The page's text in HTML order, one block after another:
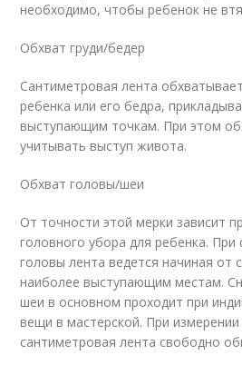
необходимо, чтобы ребенок не
Обхват груди/бедер
Сантиметровая лента
ребенка или его бедра,
выступающим точкам. При этом
учитывать выступ живота.
Обхват головы/шеи
От точности этой мерки зависит
головного убора для ребенка.
головы лента ведется начиная от
наиболее выступающим местам.
шеи в основном проходит при
вещи в мастерской. При
сантиметровая лента свободно